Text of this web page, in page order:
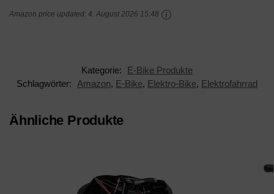
Amazon price updated: 4. August 2026 15:48
Kategorie:
E-Bike Produkte
Schlagwörter:
Amazon, E-Bike, Elektro-Bike, Elektrofahrrad
Ähnliche Produkte